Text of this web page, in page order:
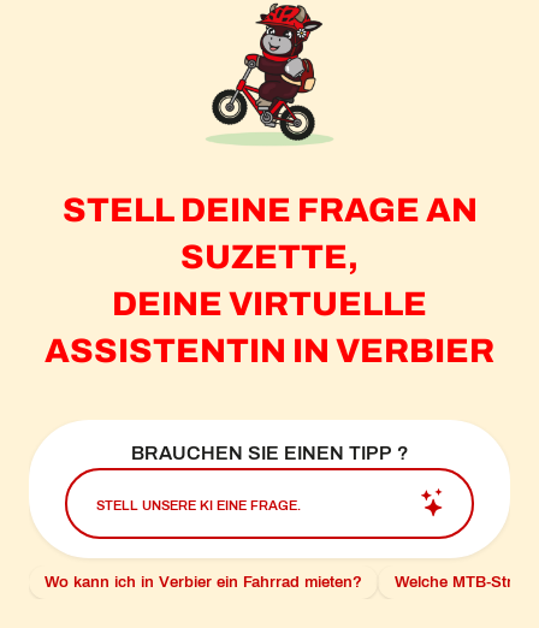
STELL DEINE FRAGE AN
SUZETTE,
DEINE VIRTUELLE
ASSISTENTIN IN VERBIER
BRAUCHEN SIE EINEN TIPP ?
Wo kann ich in Verbier ein Fahrrad mieten? Welche MTB-